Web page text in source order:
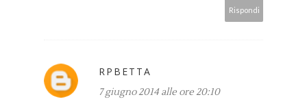
Rispondi
RPBETTA
7 giugno 2014 alle ore 20:10